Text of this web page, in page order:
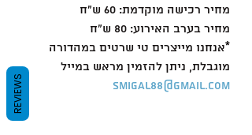
מחיר רכישה מוקדמת: 60 ש"ח
מחיר בערב האירוע: 80 ש"ח
*אנחנו מייצרים טי שרטים במהדורה
מוגבלת, ניתן להזמין מראש במייל
smigal88@gmail.com
REVIEWS